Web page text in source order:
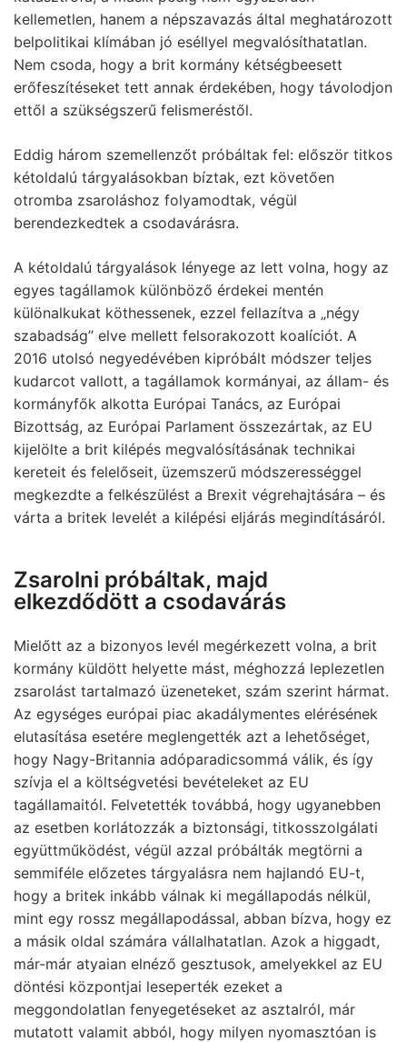
kellemetlen, hanem a népszavazás által meghatározott
belpolitikai klímában jó eséllyel megvalósíthatatlan.
Nem csoda, hogy a brit kormány kétségbeesett
erőfeszítéseket tett annak érdekében, hogy távolodjon
ettől a szükségszerű felismeréstől.
Eddig három szemellenzőt próbáltak fel: először titkos
kétoldalú tárgyalásokban bíztak, ezt követően
otromba zsaroláshoz folyamodtak, végül
berendezkedtek a csodavárásra.
A kétoldalú tárgyalások lényege az lett volna, hogy az
egyes tagállamok különböző érdekei mentén
különalkukat köthessenek, ezzel fellazítva a „négy
szabadság” elve mellett felsorakozott koalíciót. A
2016 utolsó negyedévében kipróbált módszer teljes
kudarcot vallott, a tagállamok kormányai, az állam- és
kormányfők alkotta Európai Tanács, az Európai
Bizottság, az Európai Parlament összezártak, az EU
kijelölte a brit kilépés megvalósításának technikai
kereteit és felelőseit, üzemszerű módszerességgel
megkezdte a felkészülést a Brexit végrehajtására – és
várta a britek levelét a kilépési eljárás megindításáról.
Zsarolni próbáltak, majd
elkezdődött a csodavárás
Mielőtt az a bizonyos levél megérkezett volna, a brit
kormány küldött helyette mást, méghozzá leplezetlen
zsarolást tartalmazó üzeneteket, szám szerint hármat.
Az egységes európai piac akadálymentes elérésének
elutasítása esetére meglengették azt a lehetőséget,
hogy Nagy-Britannia adóparadicsommá válik, és így
szívja el a költségvetési bevételeket az EU
tagállamaitól. Felvetették továbbá, hogy ugyanebben
az esetben korlátozzák a biztonsági, titkosszolgálati
együttműködést, végül azzal próbálták megtörni a
semmiféle előzetes tárgyalásra nem hajlandó EU-t,
hogy a britek inkább válnak ki megállapodás nélkül,
mint egy rossz megállapodással, abban bízva, hogy ez
a másik oldal számára vállalhatatlan. Azok a higgadt,
már-már atyaian elnéző gesztusok, amelyekkel az EU
döntési központjai leseperték ezeket a
meggondolatlan fenyegetéseket az asztalról, már
mutatott valamit abból, hogy milyen nyomasztóan is